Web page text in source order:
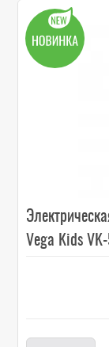
Vega Kids